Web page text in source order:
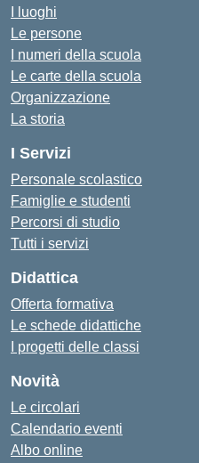
I luoghi
Le persone
I numeri della scuola
Le carte della scuola
Organizzazione
La storia
I Servizi
Personale scolastico
Famiglie e studenti
Percorsi di studio
Tutti i servizi
Didattica
Offerta formativa
Le schede didattiche
I progetti delle classi
Novità
Le circolari
Calendario eventi
Albo online